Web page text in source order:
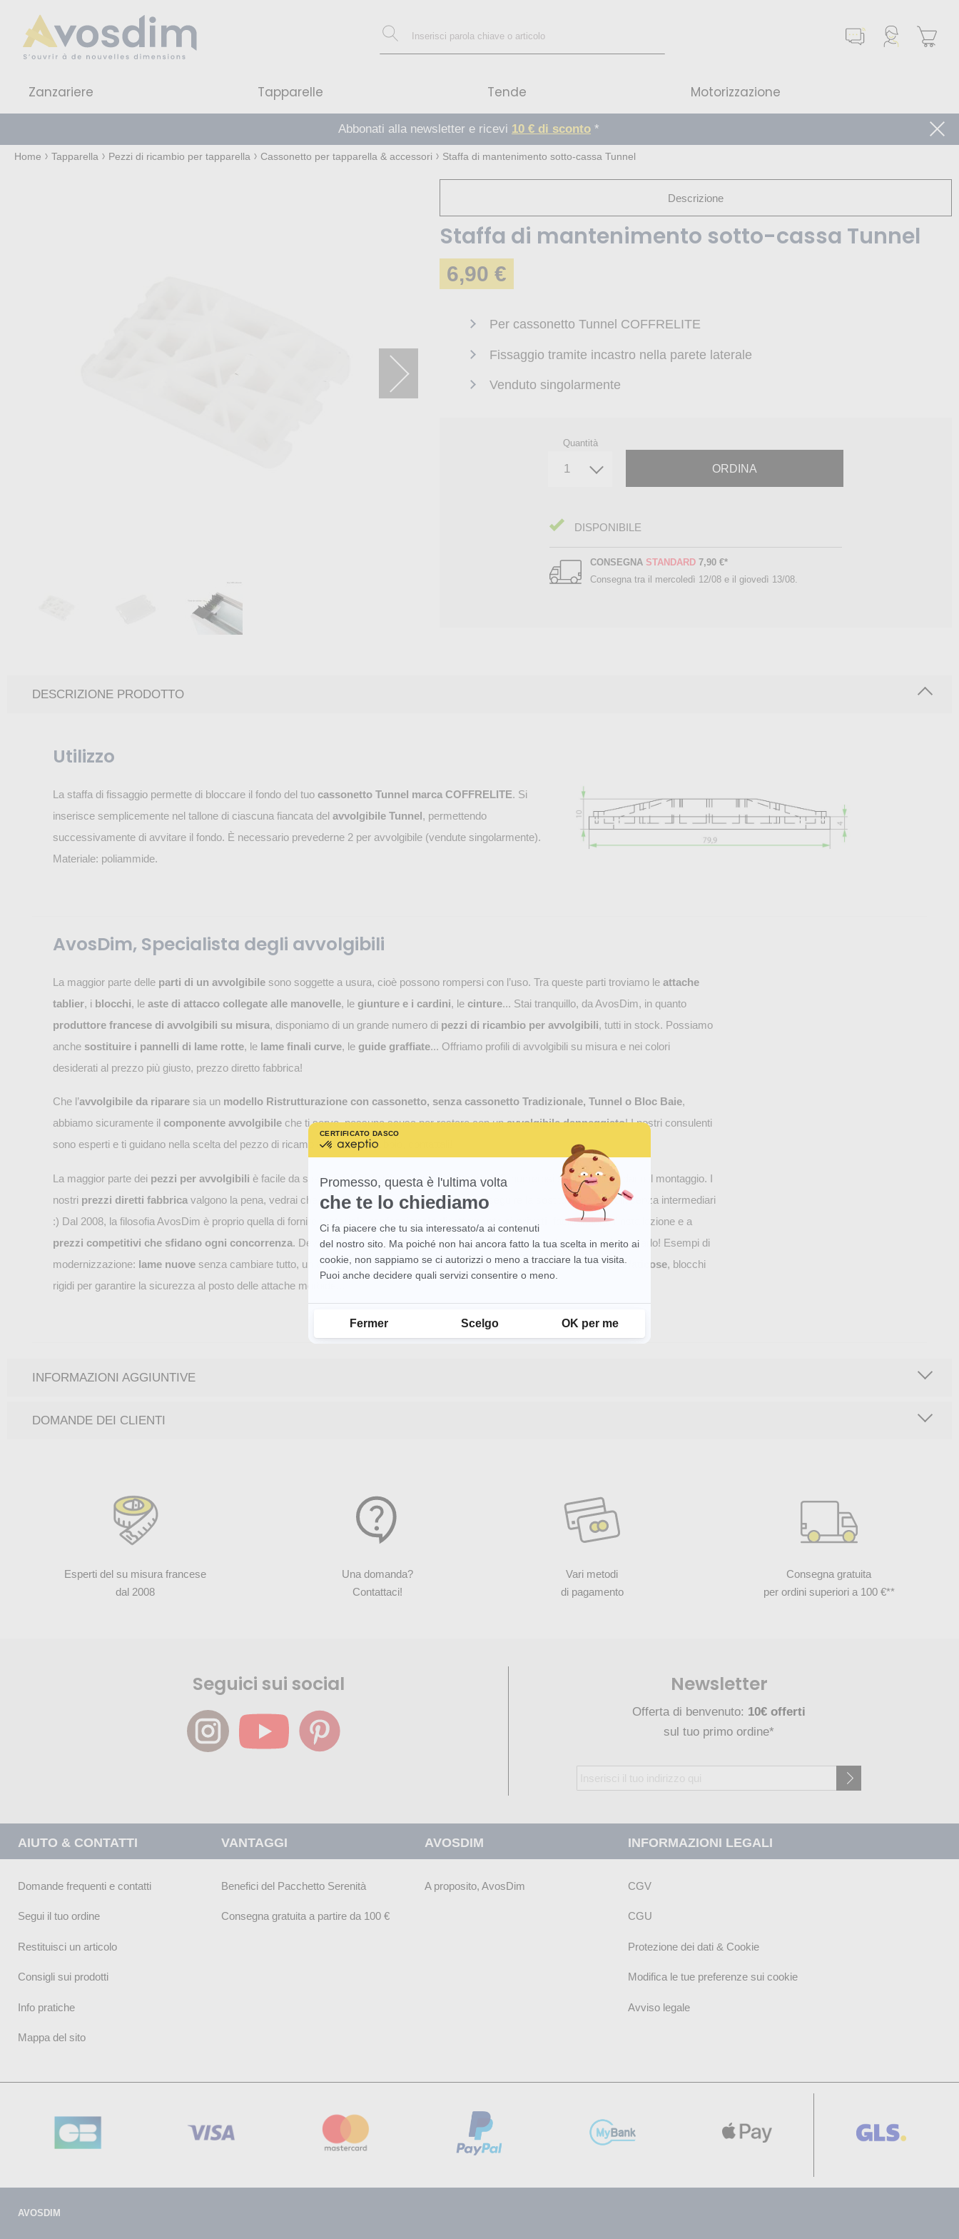
CERTIFICATO DASCOPRI DI PIÙ SU
Scopri
di
più
Axeptio
Promesso, questa è l'ultima volta
che te lo chiediamo
Ci fa piacere che tu sia interessato/a ai contenuti
del nostro sito. Ma poiché non hai ancora fatto la tua scelta in merito ai
cookie, non sappiamo se ci autorizzi o meno a tracciare la tua visita.
Puoi anche decidere quali servizi consentire o meno.
Fermer Scelgo OK per me
Axeptio consent
Zanzariere Tapparelle Tende Motorizzazione
Abbonati alla newsletter e ricevi 10 € di sconto *
Home Tapparella Pezzi di ricambio per tapparella Cassonetto per tapparella & accessori Staffa di mantenimento sotto-cassa Tunnel
Descrizione
Staffa di mantenimento sotto-cassa Tunnel
6,90 €
Per cassonetto Tunnel COFFRELITE
Fissaggio tramite incastro nella parete laterale
Venduto singolarmente
Quantità
ORDINA
DISPONIBILE
CONSEGNASTANDARD 7,90 €*
Consegna tra il mercoledì 12/08 e il giovedì 13/08.
DESCRIZIONE PRODOTTO
Utilizzo
La staffa di fissaggio permette di bloccare il fondo del tuo cassonetto Tunnel marca COFFRELITE. Si
inserisce semplicemente nel tallone di ciascuna fiancata del avvolgibile Tunnel, permettendo
successivamente di avvitare il fondo. È necessario prevederne 2 per avvolgibile (vendute singolarmente).
Materiale: poliammide.
AvosDim, Specialista degli avvolgibili
La maggior parte delle parti di un avvolgibile sono soggette a usura, cioè possono rompersi con l’uso. Tra queste parti troviamo le attache
tablier, i blocchi, le aste di attacco collegate alle manovelle, le giunture e i cardini, le cinture... Stai tranquillo, da AvosDim, in quanto
produttore francese di avvolgibili su misura, disponiamo di un grande numero di pezzi di ricambio per avvolgibili, tutti in stock. Possiamo
anche sostituire i pannelli di lame rotte, le lame finali curve, le guide graffiate... Offriamo profili di avvolgibili su misura e nei colori
desiderati al prezzo più giusto, prezzo diretto fabbrica!
Che l’avvolgibile da riparare sia un modello Ristrutturazione con cassonetto, senza cassonetto Tradizionale, Tunnel o Bloc Baie,
abbiamo sicuramente il componente avvolgibile che ti serve, nessuna scusa per restare con unavvolgibile danneggiato! I nostri consulenti
sono esperti e ti guidano nella scelta del pezzo di ricambio in caso di dubbio, contattali!
La maggior parte dei pezzi per avvolgibili è facile da sostituire. Le istruzioni e i tutorial sempre più numerosi su Internet guidano il montaggio. I
nostri prezzi diretti fabbrica valgono la pena, vedrai che vale la pena prendersi il tempo per eseguire la sostituzione da soli, senza intermediari
:) Dal 2008, la filosofia AvosDim è proprio quella di fornire
, facilitandone l’installazione e a
prezzi competitivi che sfidano ogni concorrenza. Devismontare il tuo avvolgibile per ripararlo? Approfitta per modernizzarlo! Esempi di
modernizzazione: lame nuove senza cambiare tutto, un avvolgibile elettrico o solare al posto delle cinture e manovelle faticose, blocchi
rigidi per garantire la sicurezza al posto delle attache morbide...
INFORMAZIONI AGGIUNTIVE
DOMANDE DEI CLIENTI
Esperti del su misura francese
dal 2008
Una domanda?
Contattaci!
Vari metodi
di pagamento
Consegna gratuita
per ordini superiori a 100 €**
Seguici sui social Newsletter
Offerta di benvenuto: 10€ offerti
sul tuo primo ordine*
alla
Newsletter:
AIUTO & CONTATTI
Domande frequenti e contatti
Segui il tuo ordine
Restituisci un articolo
Consigli sui prodotti
Info pratiche
Mappa del sito
VANTAGGI
Benefici del Pacchetto Serenità
Consegna gratuita a partire da 100 €
AVOSDIM
A proposito, AvosDim
INFORMAZIONI LEGALI
CGV
CGU
Protezione dei dati & Cookie
Modifica le tue preferenze sui cookie
Avviso legale
AVOSDIM